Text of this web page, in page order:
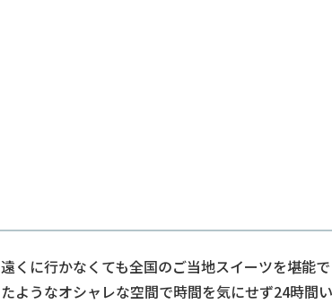
遠くに行かなくても全国のご当地スイーツを堪能
たようなオシャレな空間で時間を気にせず24時間